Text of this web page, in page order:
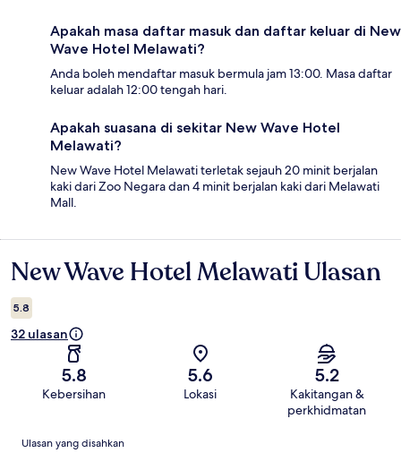
Apakah masa daftar masuk dan daftar keluar di New
Wave Hotel Melawati?
Anda boleh mendaftar masuk bermula jam 13:00. Masa daftar
keluar adalah 12:00 tengah hari.
Apakah suasana di sekitar New Wave Hotel
Melawati?
New Wave Hotel Melawati terletak sejauh 20 minit berjalan
kaki dari Zoo Negara dan 4 minit berjalan kaki dari Melawati
Mall.
Ulasan
New Wave Hotel Melawati Ulasan
5.8
32 ulasan
5.8
Kebersihan
5.6
Lokasi
5.2
Kakitangan &
perkhidmatan
Ulasan
Ulasan yang disahkan